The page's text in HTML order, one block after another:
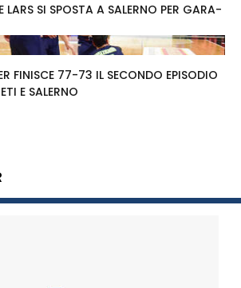
LARS SI SPOSTA A SALERNO PER GARA-
FINISCE 77-73 IL SECONDO EPISODIO
E SALERNO